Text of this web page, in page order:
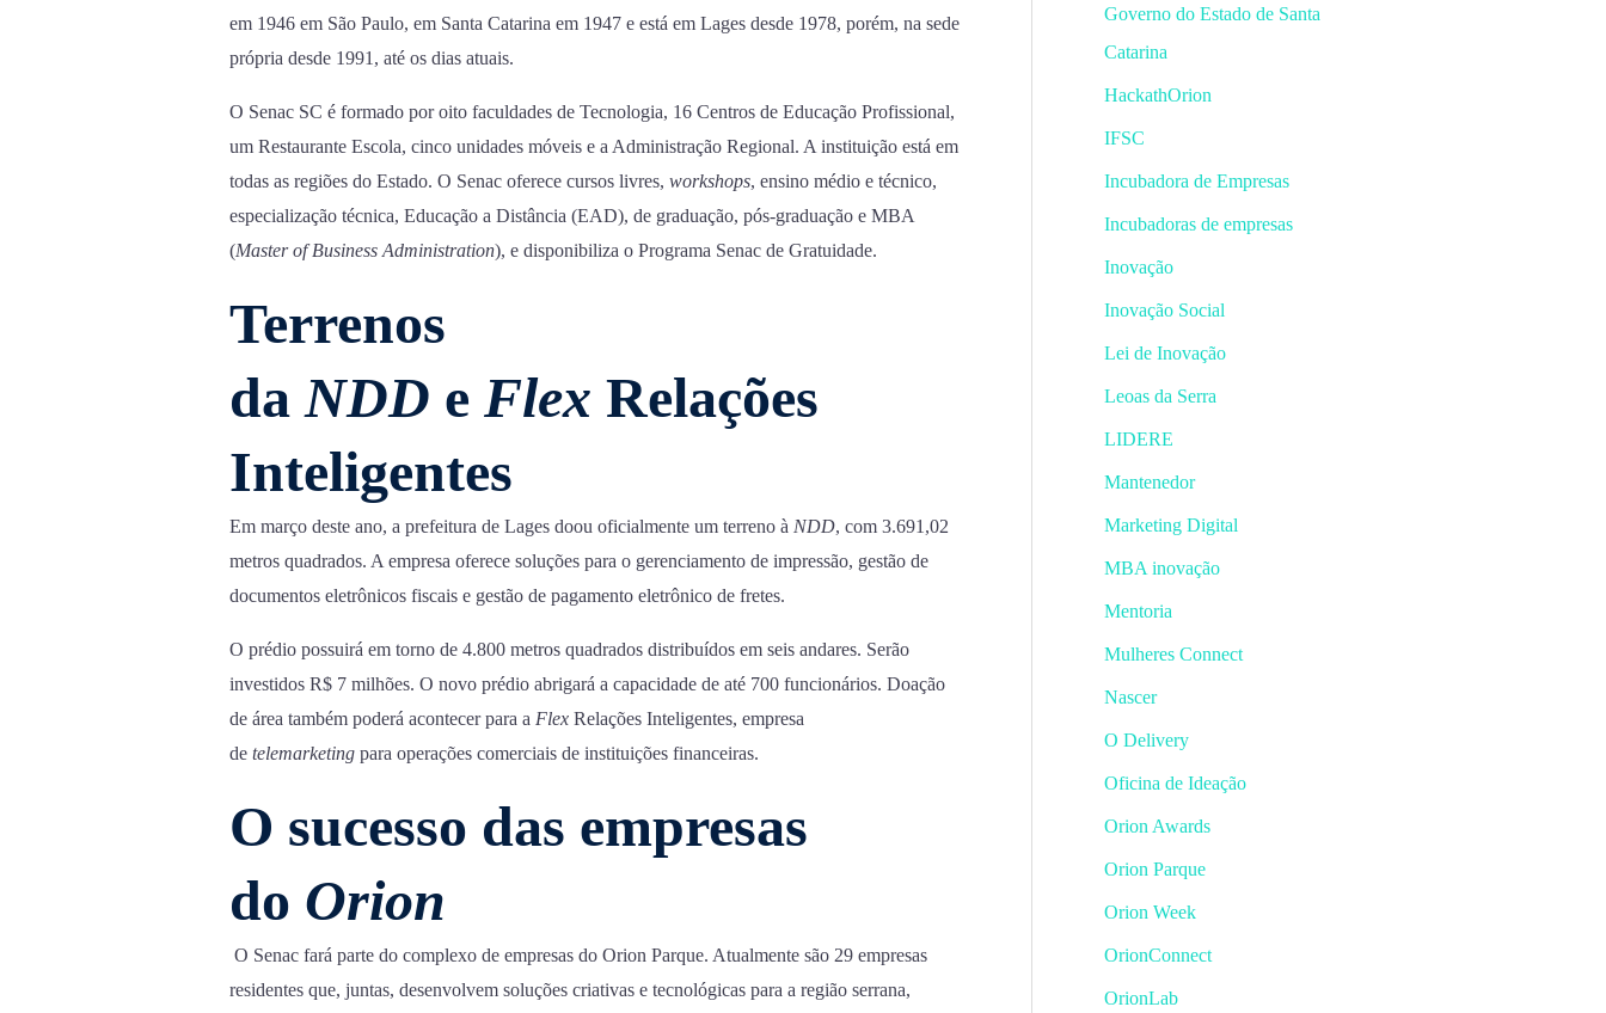
em 1946 em São Paulo, em Santa Catarina em 1947 e está em Lages desde 1978, porém, na sede
própria desde 1991, até os dias atuais.
O Senac SC é formado por oito faculdades de Tecnologia, 16 Centros de Educação Profissional,
um Restaurante Escola, cinco unidades móveis e a Administração Regional. A instituição está em
todas as regiões do Estado. O Senac oferece cursos livres, workshops, ensino médio e técnico,
especialização técnica, Educação a Distância (EAD), de graduação, pós-graduação e MBA
(Master of Business Administration), e disponibiliza o Programa Senac de Gratuidade.
Terrenos
daNDD e Flex Relações
Inteligentes
Em março deste ano, a prefeitura de Lages doou oficialmente um terreno à NDD, com 3.691,02
metros quadrados. A empresa oferece soluções para o gerenciamento de impressão, gestão de
documentos eletrônicos fiscais e gestão de pagamento eletrônico de fretes.
O prédio possuirá em torno de 4.800 metros quadrados distribuídos em seis andares. Serão
investidos R$ 7 milhões. O novo prédio abrigará a capacidade de até 700 funcionários. Doação
de área também poderá acontecer para a Flex Relações Inteligentes, empresa
de telemarketing para operações comerciais de instituições financeiras.
O sucesso das empresas
do Orion
O Senac fará parte do complexo de empresas do Orion Parque. Atualmente são 29 empresas
residentes que, juntas, desenvolvem soluções criativas e tecnológicas para a região serrana,
Governo do Estado de Santa
Catarina
HackathOrion
IFSC
Incubadora de Empresas
Incubadoras de empresas
Inovação
Inovação Social
Lei de Inovação
Leoas da Serra
LIDERE
Mantenedor
Marketing Digital
MBA inovação
Mentoria
Mulheres Connect
Nascer
O Delivery
Oficina de Ideação
Orion Awards
Orion Parque
Orion Week
OrionConnect
OrionLab